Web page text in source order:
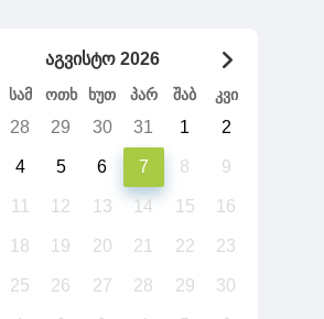
აგვისტო 2026
სამ ოთხ ხუთ პარ შაბ კვი
28 29 30 31 1 2
4 5 6 7 8 9
11 12 13 14 15 16
18 19 20 21 22 23
25 26 27 28 29 30